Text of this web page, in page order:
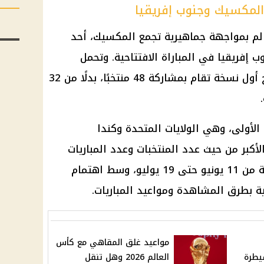
بمواجهة جماهيرية تجمع المكسيك، أحد
في المباراة الافتتاحية. وتحمل
المواجهة أهمية خاصة لأنها تفتتح أول نسخة تقام بمشاركة 48 منتخبًا، بدلًا من 32
وهي الولايات المتحدة وكندا
بما يجعل نسخة 2026 الأكبر من حيث عدد المنتخبات وعدد المباريات
والمدن المستضيفة. وتمتد البطولة من 11 يونيو حتى 19 يوليو، وسط اهتمام
بطرق المشاهدة ومواعيد المباريات.
مواعيد غلق المقاهي مع كأس
العالم 2026 وهل تنقل